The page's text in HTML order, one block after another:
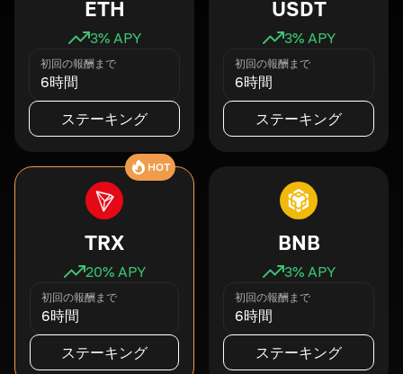
ETH
3% APY
初回の報酬まで
6時間
ステーキング
USDT
3% APY
初回の報酬まで
6時間
ステーキング
HOT
TRX
20% APY
初回の報酬まで
6時間
ステーキング
BNB
3% APY
初回の報酬まで
6時間
ステーキング